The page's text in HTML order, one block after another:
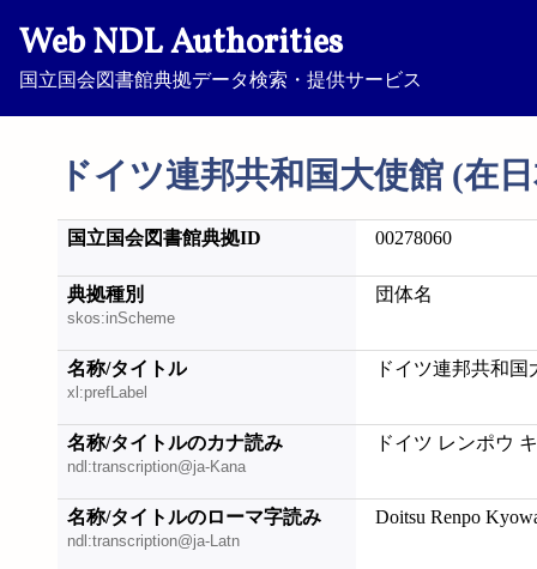
Web NDL Authorities
国立国会図書館典拠データ検索・提供サービス
ドイツ連邦共和国大使館 (在
国立国会図書館典拠ID 00278060
典拠種別
skos:inScheme
団体名
名称/タイトル
xl:prefLabel
ドイツ連邦共和国
名称/タイトルのカナ読み
ndl:transcription@ja-Kana
ドイツ レンポウ
名称/タイトルのローマ字読み
ndl:transcription@ja-Latn
Doitsu Renpo